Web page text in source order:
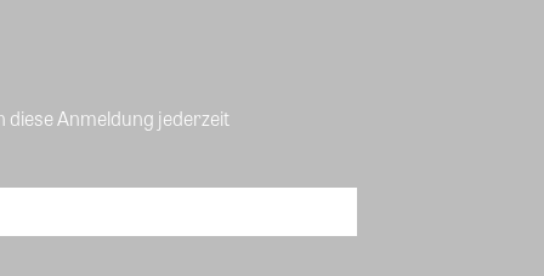
diese Anmeldung jederzeit